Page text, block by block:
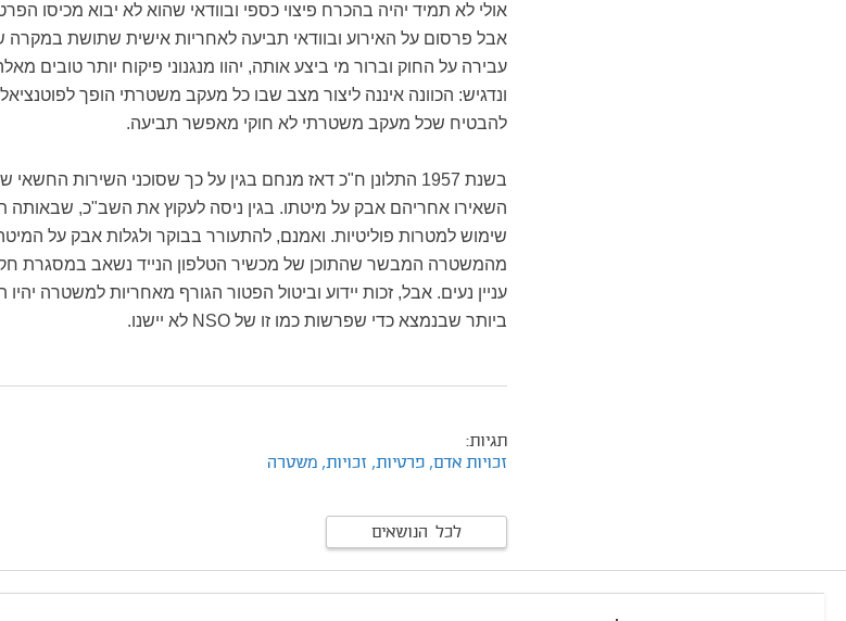
אולי לא תמיד יהיה בהכרח פיצוי כספי ובוודאי שהוא לא יבוא מכיסו
אבל פרסום על האירוע ובוודאי תביעה לאחריות אישית שתושת
עבירה על החוק וברור מי ביצע אותה, יהוו מנגנוני פיקוח יותר טובים
ונדגיש: הכוונה איננה ליצור מצב שבו כל מעקב משטרתי הופך
להבטיח שכל מעקב משטרתי לא חוקי מאפשר תביעה.
בשנת 1957 התלונן ח"כ דאז מנחם בגין על כך שסוכני השירות
השאירו אחריהם אבק על מיטתו. בגין ניסה לעקוץ את השב"כ, שבאותה
שימוש למטרות פוליטיות. ואמנם, להתעורר בבוקר ולגלות אבק על
מהמשטרה המבשר שהתוכן של מכשיר הטלפון הנייד נשאב במסגרת
עניין נעים. אבל, זכות יידוע וביטול הפטור הגורף מאחריות למשטרה
ביותר שבנמצא כדי שפרשות כמו זו של NSO לא יישנו.
תגיות:
זכויות אדם, פרטיות, זכויות, משטרה
לכל הנושאים
footer